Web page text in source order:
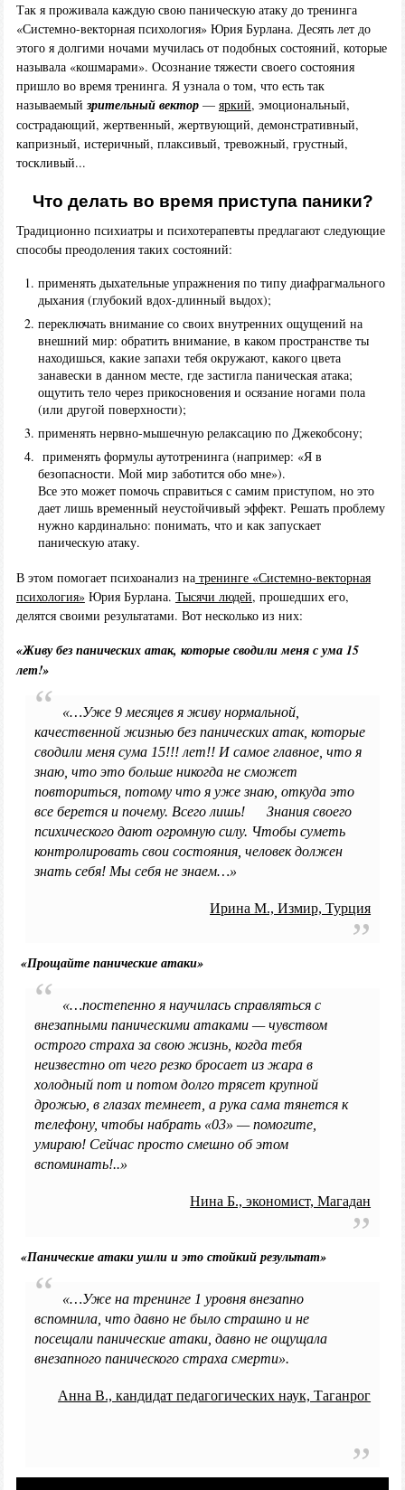
Так я проживала каждую свою паническую атаку до тренинга
«Системно-векторная психология» Юрия Бурлана. Десять лет до
этого я долгими ночами мучилась от подобных состояний, которые
называла «кошмарами». Осознание тяжести своего состояния
пришло во время тренинга. Я узнала о том, что есть так
называемыйзрительный вектор— яркий, эмоциональный,
сострадающий, жертвенный, жертвующий, демонстративный,
капризный, истеричный, плаксивый, тревожный, грустный,
тоскливый...
Что делать во время приступа паники?
Традиционно психиатры и психотерапевты предлагают следующие
способы преодоления таких состояний:
применять дыхательные упражнения по типу диафрагмального
дыхания (глубокий вдох-длинный выдох);
переключать внимание со своих внутренних ощущений на
внешний мир: обратить внимание, в каком пространстве ты
находишься, какие запахи тебя окружают, какого цвета
занавески в данном месте, где застигла паническая атака;
ощутить тело через прикосновения и осязание ногами пола
(или другой поверхности);
применять нервно-мышечную релаксацию по Джекобсону;
применять формулы аутотренинга (например: «Я в
безопасности. Мой мир заботится обо мне»).
Все это может помочь справиться с самим приступом, но это
дает лишь временный неустойчивый эффект. Решать проблему
нужно кардинально: понимать, что и как запускает
паническую атаку.
В этом помогает психоанализ натренинге «Системно-векторная
психология» Юрия Бурлана. Тысячи людей, прошедших его,
делятся своими результатами. Вот несколько из них:
«Живу без панических атак, которые сводили меня с ума 15
лет!»
«…Уже 9 месяцев я живу нормальной,
качественной жизнью без панических атак, которые
сводили меня сума 15!!! лет!! И самое главное, что я
знаю, что это больше никогда не сможет
повториться, потому что я уже знаю, откуда это
все берется и почему. Всего лишь! Знания своего
психического дают огромную силу. Чтобы суметь
контролировать свои состояния, человек должен
знать себя! Мы себя не знаем…»
Ирина М., Измир, Турция
«Прощайте панические атаки»
«…постепенно я научилась справляться с
внезапными паническими атаками — чувством
острого страха за свою жизнь, когда тебя
неизвестно от чего резко бросает из жара в
холодный пот и потом долго трясет крупной
дрожью, в глазах темнеет, а рука сама тянется к
телефону, чтобы набрать «03» — помогите,
умираю! Сейчас просто смешно об этом
вспоминать!..»
Нина Б., экономист, Магадан
«Панические атаки ушли и это стойкий результат»
«…Уже на тренинге 1 уровня внезапно
вспомнила, что давно не было страшно и не
посещали панические атаки, давно не ощущала
внезапного панического страха смерти».
Анна В., кандидат педагогических наук, Таганрог